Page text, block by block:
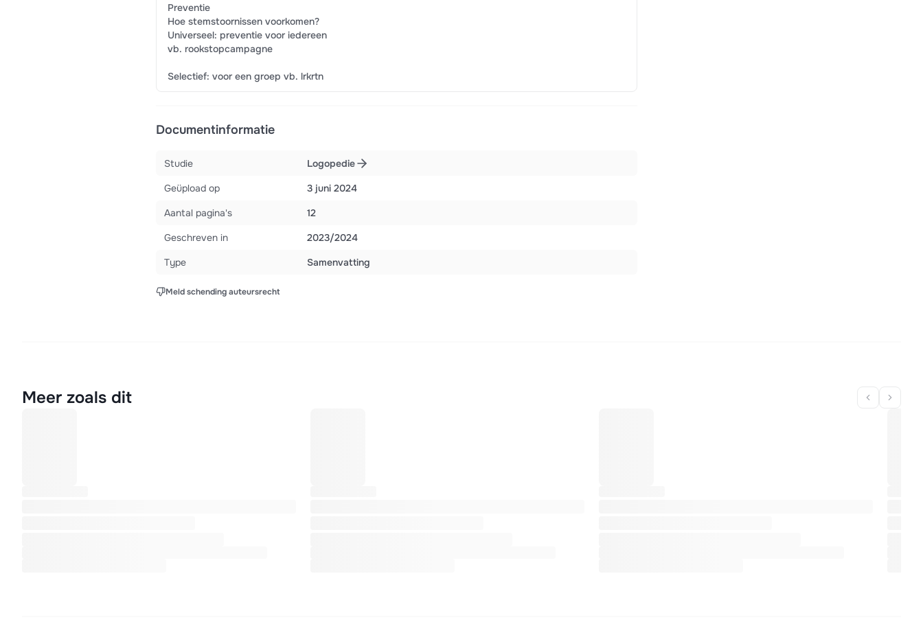
Preventie
Hoe stemstoornissen voorkomen?
Universeel: preventie voor iedereen
vb. rookstopcampagne
Selectief: voor een groep vb. lrkrtn
Documentinformatie
Studie
Logopedie
Geüpload op
3 juni 2024
Aantal pagina's
12
Geschreven in
2023/2024
Type
Samenvatting
Meld schending auteursrecht
Meer zoals dit